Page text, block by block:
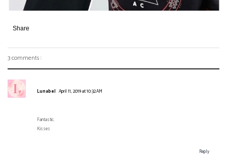
Share
3 comments :
Lunabel April 11, 2019 at 10:32 AM
Fantastic.
Kisses
Reply